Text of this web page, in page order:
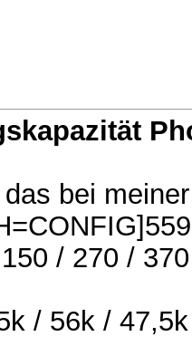
bei
/ 270 /
/ 56k / 47,5k